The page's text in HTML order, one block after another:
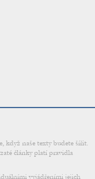
když naše texty budete šířit.
články platí pravidla
vyjádřeními jejich